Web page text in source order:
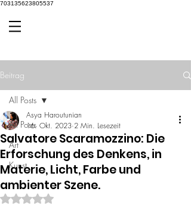
703135623805537
Beitrag
All Posts
Art
Kunst
All Posts
Salvatore Scaramozzino: Die
Erforschung des Denkens, in
Materie, Licht, Farbe und
ambienter Szene.
Asya Haroutunian
16. Okt. 2023 2 Min. Lesezeit
Mit NaN von 5 Sternen bewertet.